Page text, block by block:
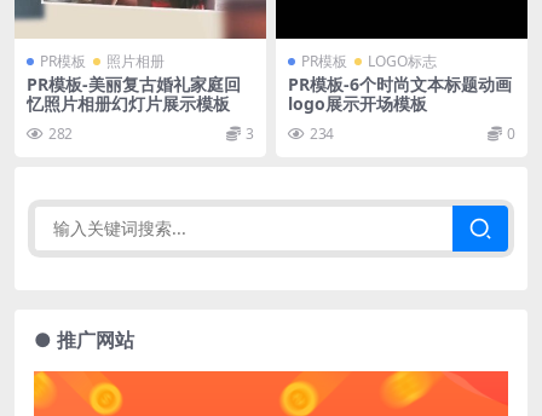
PR模板 照片相册
PR模板-美丽复古婚礼家庭回
忆照片相册幻灯片展示模板
282 3
PR模板 LOGO标志
PR模板-6个时尚文本标题动画
logo展示开场模板
234 0
● 推广网站